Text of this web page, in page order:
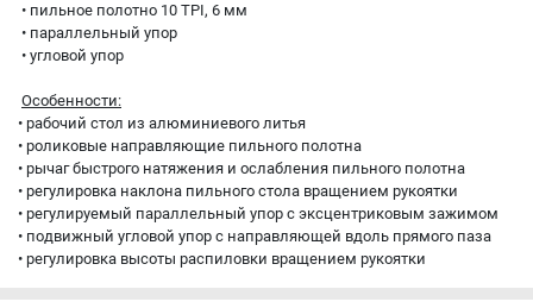
• пильное полотно 10 TPI, 6 мм
• параллельный упор
• угловой упор
Особенности:
• рабочий стол из алюминиевого литья
• роликовые направляющие пильного полотна
• рычаг быстрого натяжения и ослабления пильного полотна
• регулировка наклона пильного стола вращением рукоятки
• регулируемый параллельный упор с эксцентриковым зажимом
• подвижный угловой упор с направляющей вдоль прямого паза
• регулировка высоты распиловки вращением рукоятки